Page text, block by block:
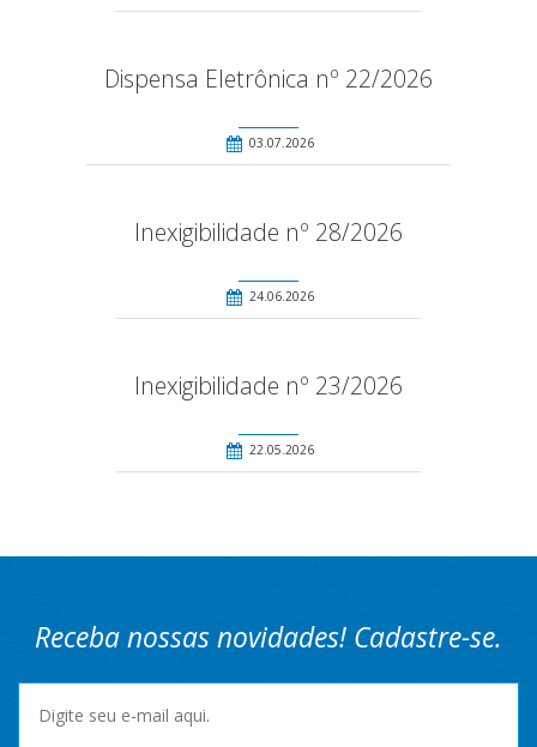
Dispensa Eletrônica nº 22/2026
03.07.2026
Inexigibilidade nº 28/2026
24.06.2026
Inexigibilidade nº 23/2026
22.05.2026
Receba nossas novidades! Cadastre-se.